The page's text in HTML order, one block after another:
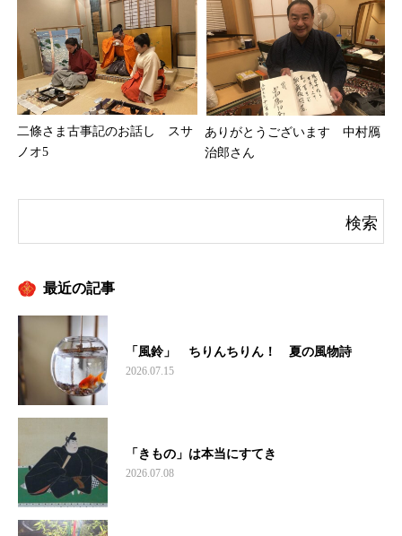
二條さま古事記のお話し スサ
ノオ5
ありがとうございます 中村鴈
治郎さん
最近の記事
「風鈴」 ちりんちりん！ 夏の風物詩
2026.07.15
「きもの」は本当にすてき
2026.07.08